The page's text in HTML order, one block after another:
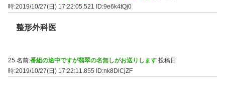
時:2019/10/27(日) 17:22:05.521 ID:9e6k4tQj0
整形外科医
25 名前:番組の途中ですが翡翠の名無しがお送りします 投稿日
時:2019/10/27(日) 17:22:11.855
ID:nk8DlCjZF